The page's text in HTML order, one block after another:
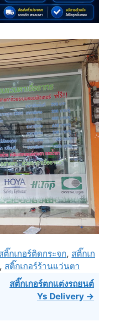
ติ๊กเกอร์ติดกระจก, สติ๊กเก
, สติ๊กเกอร์ร้านแว่นตา
สติ๊กเกอร์ตกแต่งรถยนต์
Ys Delivery →